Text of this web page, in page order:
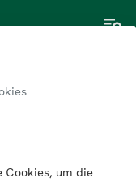
Cookies, um die